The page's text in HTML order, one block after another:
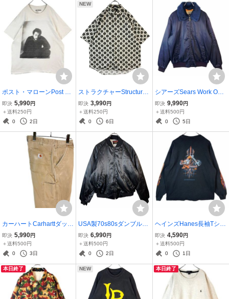
ジストリート50423 0328 グ紺ネイビー41111
ポスト・マローンPost Ma
lone半袖Tシャツアーティ
ストTシャツミュージシャ
ンTツアーRunaway Tour
ントHIPHOP50521
即決 5,990円
＋送料250円
0
2日
NEW
ストラクチャーStructure
半袖デザインシャツ総柄
シャツ幾何学模様オリエ
ンタル柄エスニックジオ
ロモダン50521
即決 3,990円
＋送料250円
0
6日
シアーズSears Work Oute
rwearナイロンジャケット
MA-1ボンバージャケット
フライトジャケット襟ボ
ング紺41018
即決 9,990円
＋送料500円
0
5日
カーハートCarharttダック
ペインターパンツカーペ
ンターパンツワークパン
ツリアルワークウェアダ
グ50603
即決 5,990円
＋送料500円
0
3日
USA製70s80sダンブルッ
クDunbrookePla-Jacナイ
ロンジャケットブルゾン
スタジャン裏地中綿入り
ル鹿トナカイ41028
即決 6,990円
＋送料500円
0
2日
ヘインズHanes長袖Tシャ
ツロンT両面プリント袖プ
リントBIKEバイクモータ
ーサイクル企業系ブラッ
オレンジheavy41008
即決 4,590円
＋送料500円
0
1日
本日終了 NEW 本日終了